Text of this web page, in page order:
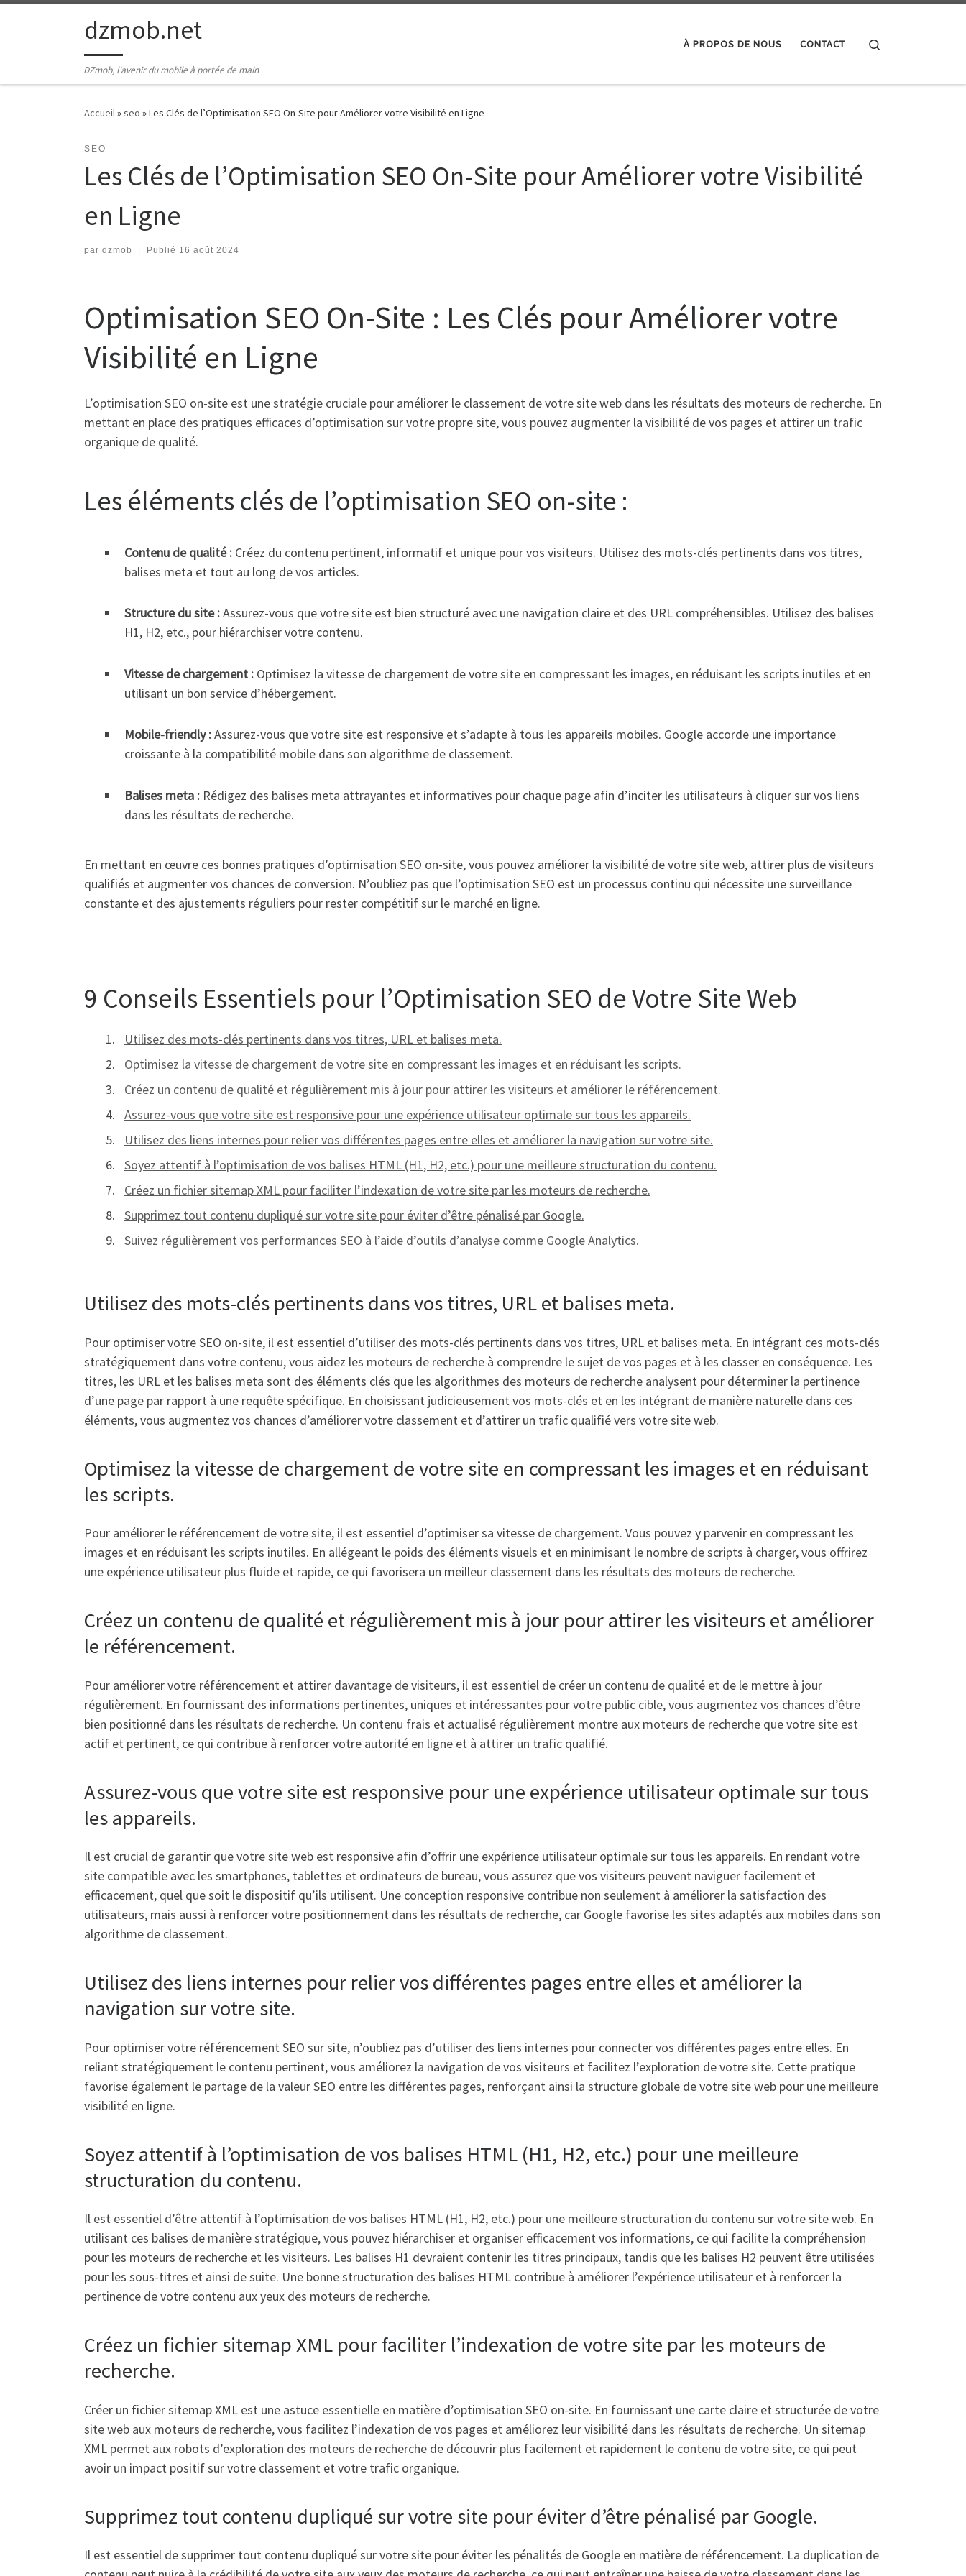
Passer au contenudzmob.net
DZmob, l'avenir du mobile à portée de main
À PROPOS DE NOUS CONTACT
Accueil»seo »Les Clés de l’Optimisation SEO On-Site pour Améliorer votre Visibilité en Ligne
SEO
Les Clés de l’Optimisation SEO On-Site pour Améliorer votre Visibilité
en Ligne
par dzmob Publié 16 août 2024
Optimisation SEO On-Site : Les Clés pour Améliorer votre
Visibilité en Ligne
L’optimisation SEO on-site est une stratégie cruciale pour améliorer le classement de votre site web dans les résultats des moteurs de recherche. En
mettant en place des pratiques efficaces d’optimisation sur votre propre site, vous pouvez augmenter la visibilité de vos pages et attirer un trafic
organique de qualité.
Les éléments clés de l’optimisation SEO on-site :
Contenu de qualité : Créez du contenu pertinent, informatif et unique pour vos visiteurs. Utilisez des mots-clés pertinents dans vos titres,
balises meta et tout au long de vos articles.
Structure du site :Assurez-vous que votre site est bien structuré avec une navigation claire et des URL compréhensibles. Utilisez des balises
H1, H2, etc., pour hiérarchiser votre contenu.
Vitesse de chargement : Optimisez la vitesse de chargement de votre site en compressant les images, en réduisant les scripts inutiles et en
utilisant un bon service d’hébergement.
Mobile-friendly :Assurez-vous que votre site est responsive et s’adapte à tous les appareils mobiles. Google accorde une importance
croissante à la compatibilité mobile dans son algorithme de classement.
Balises meta : Rédigez des balises meta attrayantes et informatives pour chaque page afin d’inciter les utilisateurs à cliquer sur vos liens
dans les résultats de recherche.
En mettant en œuvre ces bonnes pratiques d’optimisation SEO on-site, vous pouvez améliorer la visibilité de votre site web, attirer plus de visiteurs
qualifiés et augmenter vos chances de conversion. N’oubliez pas que l’optimisation SEO est un processus continu qui nécessite une surveillance
constante et des ajustements réguliers pour rester compétitif sur le marché en ligne.
9 Conseils Essentiels pour l’Optimisation SEO de Votre Site Web
Utilisez des mots-clés pertinents dans vos titres, URL et balises meta.
Optimisez la vitesse de chargement de votre site en compressant les images et en réduisant les scripts.
Créez un contenu de qualité et régulièrement mis à jour pour attirer les visiteurs et améliorer le référencement.
Assurez-vous que votre site est responsive pour une expérience utilisateur optimale sur tous les appareils.
Utilisez des liens internes pour relier vos différentes pages entre elles et améliorer la navigation sur votre site.
Soyez attentif à l’optimisation de vos balises HTML (H1, H2, etc.) pour une meilleure structuration du contenu.
Créez un fichier sitemap XML pour faciliter l’indexation de votre site par les moteurs de recherche.
Supprimez tout contenu dupliqué sur votre site pour éviter d’être pénalisé par Google.
Suivez régulièrement vos performances SEO à l’aide d’outils d’analyse comme Google Analytics.
Utilisez des mots-clés pertinents dans vos titres, URL et balises meta.
Pour optimiser votre SEO on-site, il est essentiel d’utiliser des mots-clés pertinents dans vos titres, URL et balises meta. En intégrant ces mots-clés
stratégiquement dans votre contenu, vous aidez les moteurs de recherche à comprendre le sujet de vos pages et à les classer en conséquence. Les
titres, les URL et les balises meta sont des éléments clés que les algorithmes des moteurs de recherche analysent pour déterminer la pertinence
d’une page par rapport à une requête spécifique. En choisissant judicieusement vos mots-clés et en les intégrant de manière naturelle dans ces
éléments, vous augmentez vos chances d’améliorer votre classement et d’attirer un trafic qualifié vers votre site web.
Optimisez la vitesse de chargement de votre site en compressant les images et en réduisant
les scripts.
Pour améliorer le référencement de votre site, il est essentiel d’optimiser sa vitesse de chargement. Vous pouvez y parvenir en compressant les
images et en réduisant les scripts inutiles. En allégeant le poids des éléments visuels et en minimisant le nombre de scripts à charger, vous offrirez
une expérience utilisateur plus fluide et rapide, ce qui favorisera un meilleur classement dans les résultats des moteurs de recherche.
Créez un contenu de qualité et régulièrement mis à jour pour attirer les visiteurs et améliorer
le référencement.
Pour améliorer votre référencement et attirer davantage de visiteurs, il est essentiel de créer un contenu de qualité et de le mettre à jour
régulièrement. En fournissant des informations pertinentes, uniques et intéressantes pour votre public cible, vous augmentez vos chances d’être
bien positionné dans les résultats de recherche. Un contenu frais et actualisé régulièrement montre aux moteurs de recherche que votre site est
actif et pertinent, ce qui contribue à renforcer votre autorité en ligne et à attirer un trafic qualifié.
Assurez-vous que votre site est responsive pour une expérience utilisateur optimale sur tous
les appareils.
Il est crucial de garantir que votre site web est responsive afin d’offrir une expérience utilisateur optimale sur tous les appareils. En rendant votre
site compatible avec les smartphones, tablettes et ordinateurs de bureau, vous assurez que vos visiteurs peuvent naviguer facilement et
efficacement, quel que soit le dispositif qu’ils utilisent. Une conception responsive contribue non seulement à améliorer la satisfaction des
utilisateurs, mais aussi à renforcer votre positionnement dans les résultats de recherche, car Google favorise les sites adaptés aux mobiles dans son
algorithme de classement.
Utilisez des liens internes pour relier vos différentes pages entre elles et améliorer la
navigation sur votre site.
Pour optimiser votre référencement SEO sur site, n’oubliez pas d’utiliser des liens internes pour connecter vos différentes pages entre elles. En
reliant stratégiquement le contenu pertinent, vous améliorez la navigation de vos visiteurs et facilitez l’exploration de votre site. Cette pratique
favorise également le partage de la valeur SEO entre les différentes pages, renforçant ainsi la structure globale de votre site web pour une meilleure
visibilité en ligne.
Soyez attentif à l’optimisation de vos balises HTML (H1, H2, etc.) pour une meilleure
structuration du contenu.
Il est essentiel d’être attentif à l’optimisation de vos balises HTML (H1, H2, etc.) pour une meilleure structuration du contenu sur votre site web. En
utilisant ces balises de manière stratégique, vous pouvez hiérarchiser et organiser efficacement vos informations, ce qui facilite la compréhension
pour les moteurs de recherche et les visiteurs. Les balises H1 devraient contenir les titres principaux, tandis que les balises H2 peuvent être utilisées
pour les sous-titres et ainsi de suite. Une bonne structuration des balises HTML contribue à améliorer l’expérience utilisateur et à renforcer la
pertinence de votre contenu aux yeux des moteurs de recherche.
Créez un fichier sitemap XML pour faciliter l’indexation de votre site par les moteurs de
recherche.
Créer un fichier sitemap XML est une astuce essentielle en matière d’optimisation SEO on-site. En fournissant une carte claire et structurée de votre
site web aux moteurs de recherche, vous facilitez l’indexation de vos pages et améliorez leur visibilité dans les résultats de recherche. Un sitemap
XML permet aux robots d’exploration des moteurs de recherche de découvrir plus facilement et rapidement le contenu de votre site, ce qui peut
avoir un impact positif sur votre classement et votre trafic organique.
Supprimez tout contenu dupliqué sur votre site pour éviter d’être pénalisé par Google.
Il est essentiel de supprimer tout contenu dupliqué sur votre site pour éviter les pénalités de Google en matière de référencement. La duplication de